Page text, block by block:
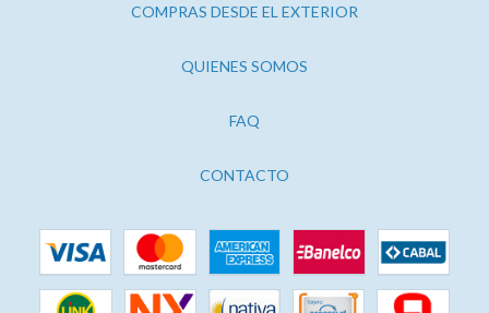
COMPRAS DESDE EL EXTERIOR
QUIENES SOMOS
FAQ
CONTACTO